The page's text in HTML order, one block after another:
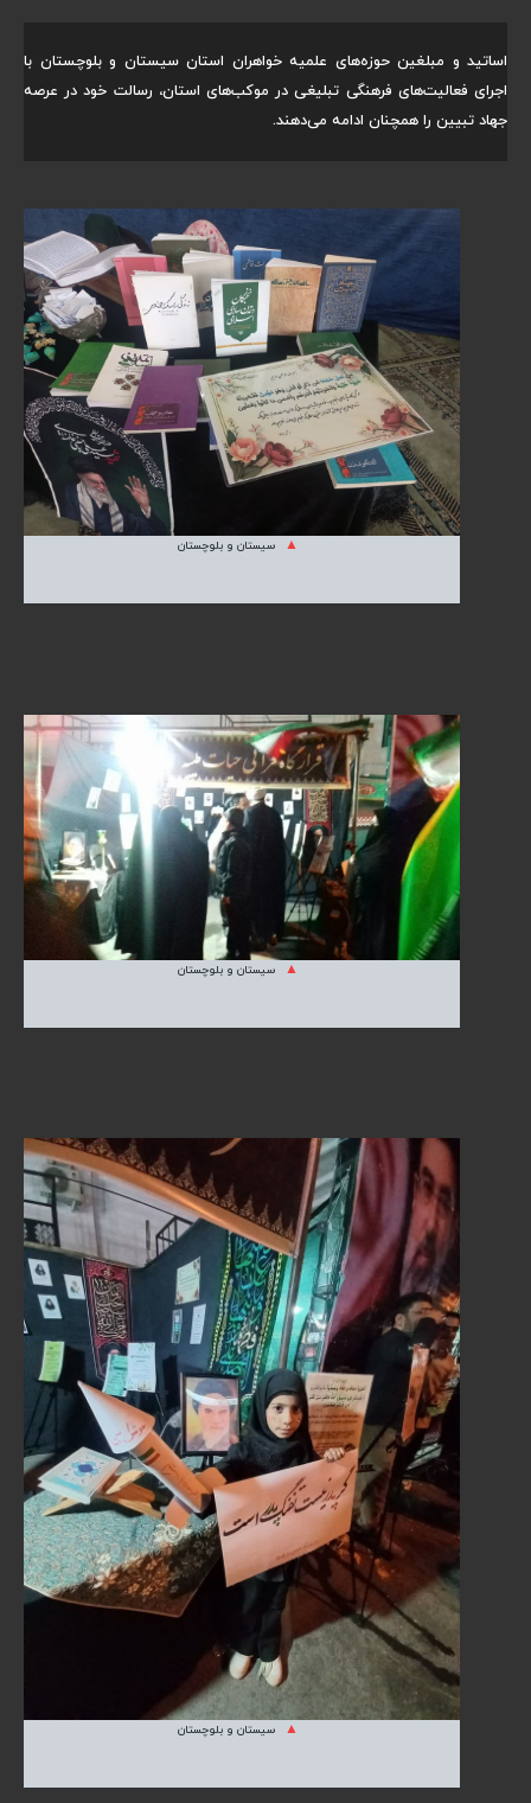
اساتید و مبلغین حوزه‌های علمیه خواهران استان سیستان و بلوچستان با
اجرای فعالیت‌های فرهنگی تبلیغی در موکب‌های استان، رسالت خود در عرصه
جهاد تبیین را همچنان ادامه می‌دهند.
سیستان و بلوچستان
سیستان و بلوچستان
سیستان و بلوچستان